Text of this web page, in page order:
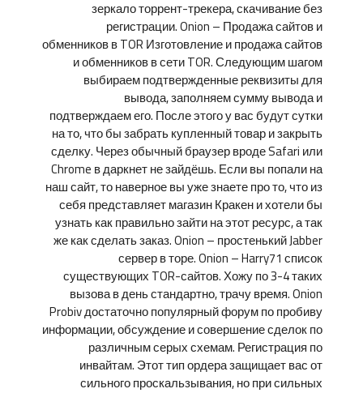
зеркало торрент-трекера, скачивание без
регистрации. Onion – Продажа сайтов и
обменников в TOR Изготовление и продажа сайтов
и обменников в сети TOR. Следующим шагом
выбираем подтвержденные реквизиты для
вывода, заполняем сумму вывода и
подтверждаем его. После этого у вас будут сутки
на то, что бы забрать купленный товар и закрыть
сделку. Через обычный браузер вроде Safari или
Chrome в даркнет не зайдёшь. Если вы попали на
наш сайт, то наверное вы уже знаете про то, что из
себя представляет магазин Кракен и хотели бы
узнать как правильно зайти на этот ресурс, а так
же как сделать заказ. Onion – простенький Jabber
сервер в торе. Onion – Harry71 список
существующих TOR-сайтов. Хожу по 3-4 таких
вызова в день стандартно, трачу время. Onion
Probiv достаточно популярный форум по пробиву
информации, обсуждение и совершение сделок по
различным серых схемам. Регистрация по
инвайтам. Этот тип ордера защищает вас от
сильного проскальзывания, но при сильных